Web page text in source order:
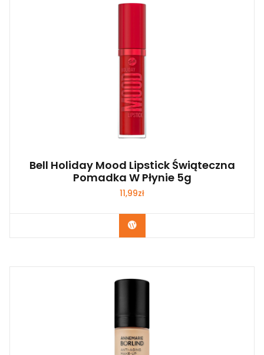
Bell Holiday Mood Lipstick Świąteczna
Pomadka W Płynie 5g
11,99zł
Zobacz